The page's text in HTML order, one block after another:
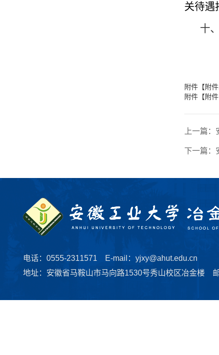
关待遇
十
附件【附
附件【附
上一篇：
下一篇：
电话：0555-2311571 E-mail：yjxy@ahut.edu.cn
地址：安徽省马鞍山市马向路1530号秀山校区冶金楼